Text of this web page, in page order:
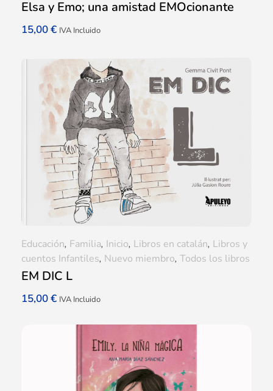
Elsa y Emo; una amistad EMOcionante
15,00€ IVA Incluido
EM DIC L
15,00€ IVA Incluido
Educación, Familia, Inicio, Libros en catalán, Libros y
cuentos Infantiles, Nuevo miembro, Todos los libros